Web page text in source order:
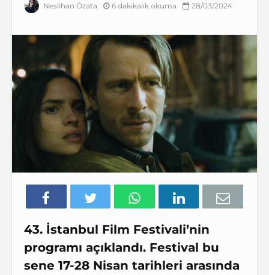
Neslihan Özata 6 dakikalık okuma 28/03/2024
43. İstanbul Film Festivali’nin
programı açıklandı. Festival bu
sene 17-28 Nisan tarihleri arasında